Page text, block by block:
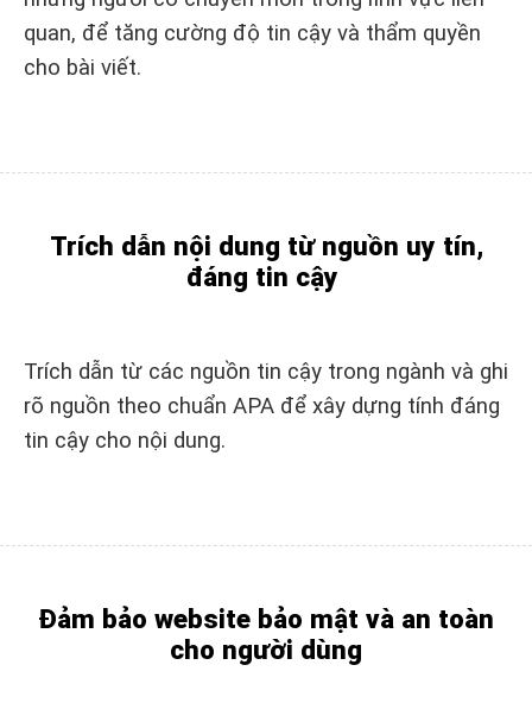
quan, để tăng cường độ tin cậy và thẩm quyền
cho bài viết.
Trích dẫn nội dung từ nguồn uy tín,
đáng tin cậy
Trích dẫn từ các nguồn tin cậy trong ngành và ghi
rõ nguồn theo chuẩn APA để xây dựng tính đáng
tin cậy cho nội dung.
Đảm bảo website bảo mật và an toàn
cho người dùng